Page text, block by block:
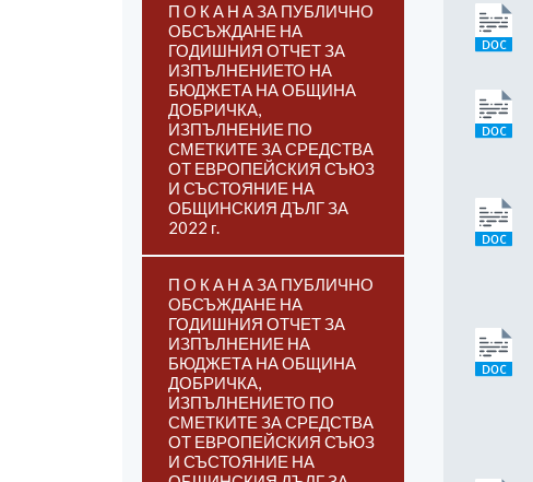
П О К А Н А ЗА ПУБЛИЧНО
ОБСЪЖДАНЕ НА
ГОДИШНИЯ ОТЧЕТ ЗА
ИЗПЪЛНЕНИЕТО НА
БЮДЖЕТА НА ОБЩИНА
ДОБРИЧКА,
ИЗПЪЛНЕНИЕ ПО
СМЕТКИТЕ ЗА СРЕДСТВА
ОТ ЕВРОПЕЙСКИЯ СЪЮЗ
И СЪСТОЯНИЕ НА
ОБЩИНСКИЯ ДЪЛГ ЗА
2022 г.
П О К А Н А ЗА ПУБЛИЧНО
ОБСЪЖДАНЕ НА
ГОДИШНИЯ ОТЧЕТ ЗА
ИЗПЪЛНЕНИЕ НА
БЮДЖЕТА НА ОБЩИНА
ДОБРИЧКА,
ИЗПЪЛНЕНИЕТО ПО
СМЕТКИТЕ ЗА СРЕДСТВА
ОТ ЕВРОПЕЙСКИЯ СЪЮЗ
И СЪСТОЯНИЕ НА